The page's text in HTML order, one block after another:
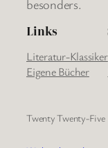
besonders.
Links
Literatur-Klassiker
Eigene Bücher
Twenty Twenty-Five